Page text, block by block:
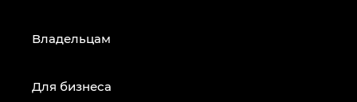
Владельцам
Для бизнеса